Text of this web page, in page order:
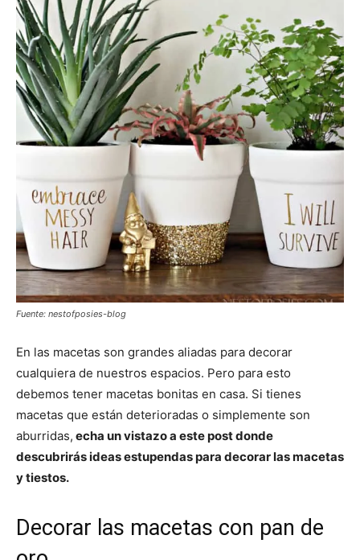
Fuente: nestofposies-blog
En las macetas son grandes aliadas para decorar
cualquiera de nuestros espacios. Pero para esto
debemos tener macetas bonitas en casa. Si tienes
macetas que están deterioradas o simplemente son
aburridas, echa un vistazo a este post donde
descubrirás ideas estupendas para decorar las macetas
y tiestos.
Decorar las macetas con pan de